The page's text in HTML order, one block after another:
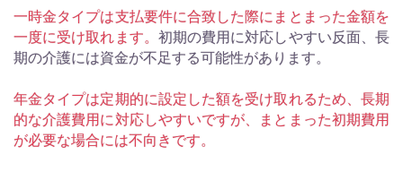
一時金タイプは支払要件に合致した際にまとまった金額を
一度に受け取れます。 初期の費用に対応しやすい反面、長
期の介護には資金が不足する可能性があります。
年金タイプは定期的に設定した額を受け取れるため、長期
的な介護費用に対応しやすいですが、まとまった初期費用
が必要な場合には不向きです。